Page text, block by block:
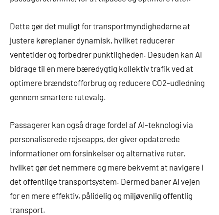
Dette gør det muligt for transportmyndighederne at
justere køreplaner dynamisk, hvilket reducerer
ventetider og forbedrer punktligheden. Desuden kan AI
bidrage til en mere bæredygtig kollektiv trafik ved at
optimere brændstofforbrug og reducere CO2-udledning
gennem smartere rutevalg.
Passagerer kan også drage fordel af AI-teknologi via
personaliserede rejseapps, der giver opdaterede
informationer om forsinkelser og alternative ruter,
hvilket gør det nemmere og mere bekvemt at navigere i
det offentlige transportsystem. Dermed baner AI vejen
for en mere effektiv, pålidelig og miljøvenlig offentlig
transport.